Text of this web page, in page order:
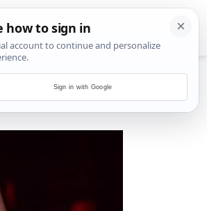
Sign in with Google